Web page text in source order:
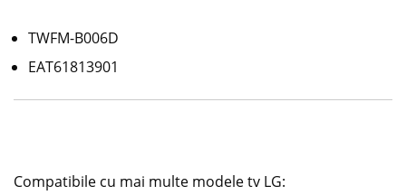
TWFM-B006D
EAT61813901
Compatibile cu mai multe modele tv LG: